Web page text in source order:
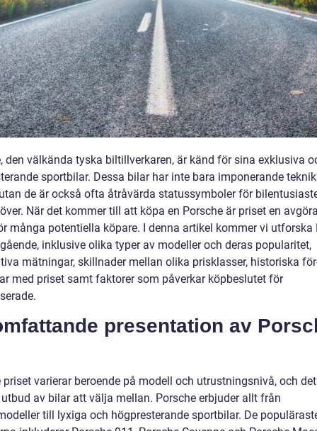
den välkända tyska biltillverkaren, är känd för sina exklusiva
sportbilar. Dessa bilar har inte bara imponerande
de är också ofta åtråvärda statussymboler för
När det kommer till att köpa en Porsche är priset en
många potentiella köpare. I denna artikel kommer vi utforska
inklusive olika typer av modeller och deras popularitet,
mätningar, skillnader mellan olika prisklasser, historiska
med priset samt faktorer som påverkar köpbeslutet för
presentation av
priset varierar beroende på modell och utrustningsnivå, och
av bilar att välja mellan. Porsche erbjuder allt från
till lyxiga och högpresterande sportbilar. De